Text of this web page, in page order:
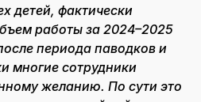
детей, фактически
работы за 2024–2025
периода паводков и
многие сотрудники
желанию. По сути это